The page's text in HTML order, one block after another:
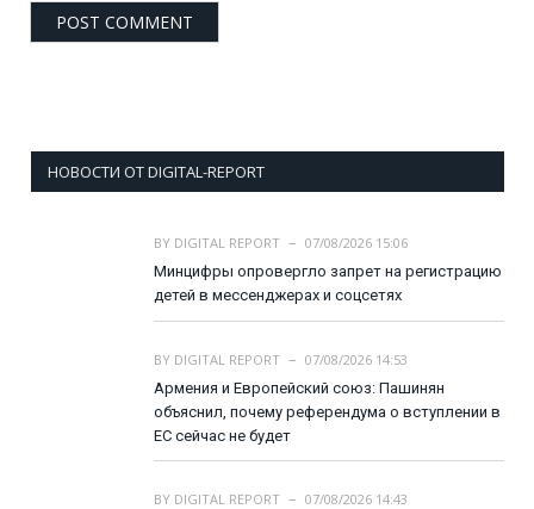
НОВОСТИ ОТ DIGITAL-REPORT
BY DIGITAL REPORT
07/08/2026 15:06
Минцифры опровергло запрет на регистрацию
детей в мессенджерах и соцсетях
BY DIGITAL REPORT
07/08/2026 14:53
Армения и Европейский союз: Пашинян
объяснил, почему референдума о вступлении в
ЕС сейчас не будет
BY DIGITAL REPORT
07/08/2026 14:43